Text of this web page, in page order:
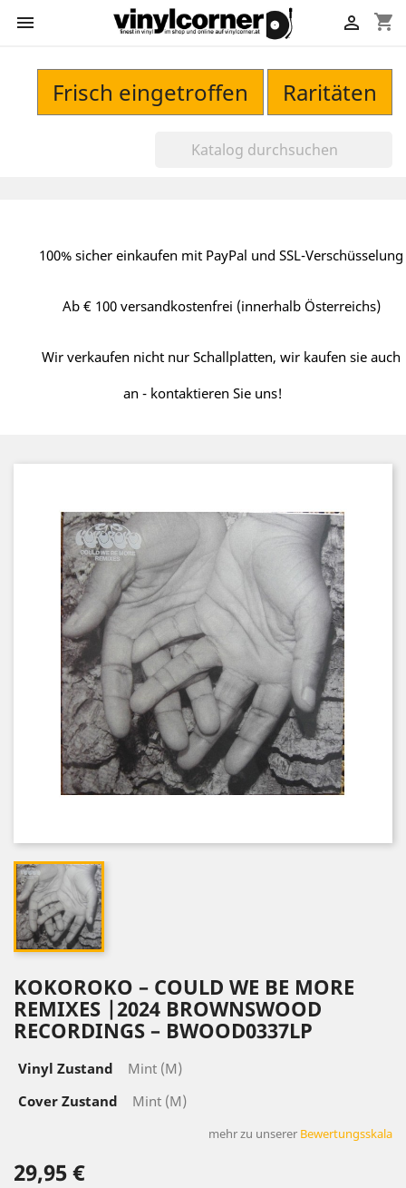
 shopping_cart

Frisch eingetroffen Raritäten
100% sicher einkaufen mit PayPal und SSL-Verschüsselung
Ab € 100 versandkostenfrei (innerhalb Österreichs)
Wir verkaufen nicht nur Schallplatten, wir kaufen sie auch
an - kontaktieren Sie uns!
KOKOROKO – COULD WE BE MORE
REMIXES |2024 BROWNSWOOD
RECORDINGS – BWOOD0337LP
Vinyl Zustand
Mint (M)
Cover Zustand
Mint (M)
mehr zu unserer Bewertungsskala
29,95 €